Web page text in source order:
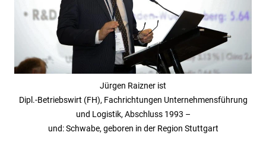
Jürgen Raizner ist
Dipl.-Betriebswirt (FH), Fachrichtungen Unternehmensführung
und Logistik, Abschluss 1993 –
und: Schwabe, geboren in der Region Stuttgart